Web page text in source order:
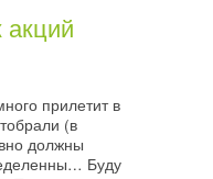
прилетит в
(в
должны
Буду